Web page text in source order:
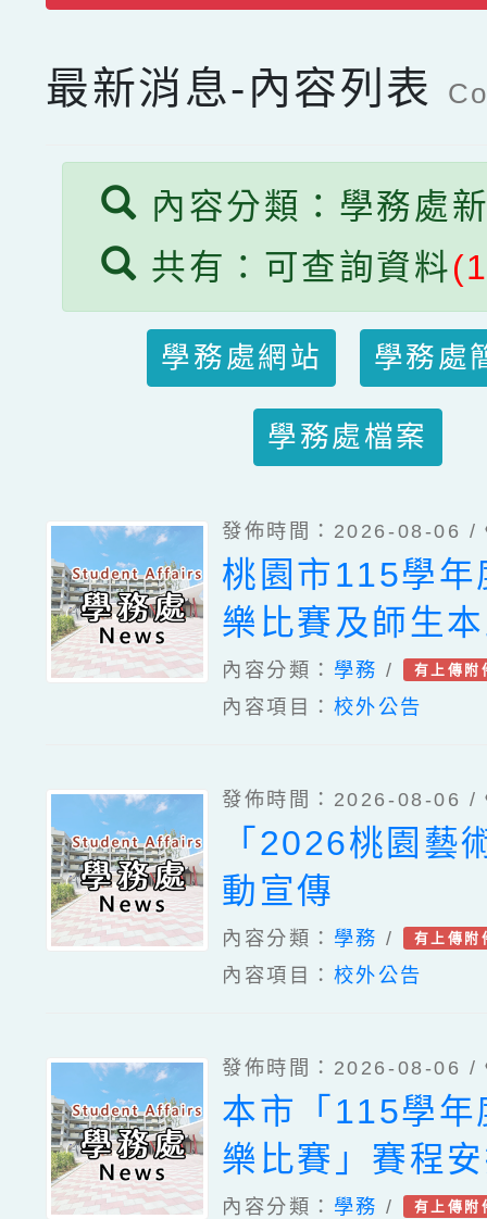
最新消息-內容列表
內容分類：學務處
共有：可查詢資料
學務處網站 學務處
學務處檔案
發佈時間：2026-08-06 /
桃園市115學年
樂比賽及師生
住民語歌謠比
各1份
內容分類： 學務 / 有上傳附
內容項目： 校外公告
發佈時間：2026-08-06 /
「2026桃園藝
動宣傳
內容分類： 學務 / 有上傳附
內容項目： 校外公告
發佈時間：2026-08-06 /
本市「115學年
樂比賽」賽程
內容分類： 學務 / 有上傳附